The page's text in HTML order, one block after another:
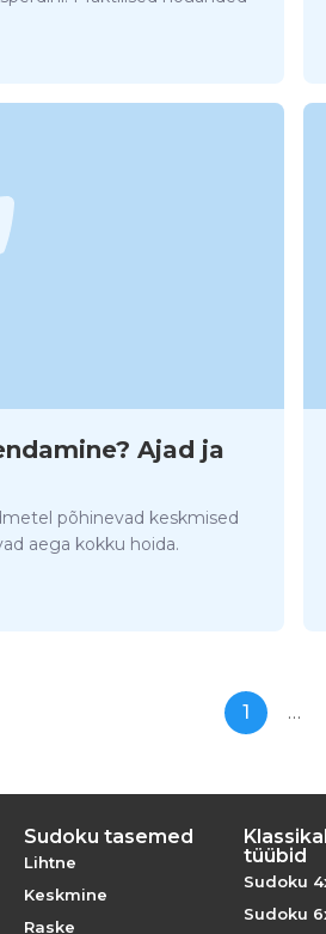
Ajad ja
põhinevad keskmised
aega kokku hoida.
1 …
Sudoku tasemed
Lihtne
Keskmine
Raske
tüübid
Sudoku
Sudoku